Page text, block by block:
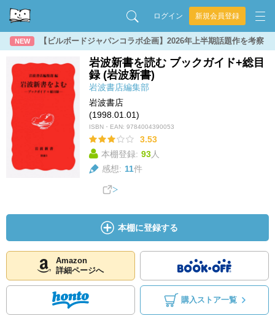
ログイン 新規会員登録
NEW 【ビルボードジャパンコラボ企画】2026年上半期話題作を考察
岩波新書を読む ブックガイド+総目
録 (岩波新書)
岩波書店編集部
岩波書店
(1998.01.01)
ISBN・EAN: 9784004390053
3.53
本棚登録: 93人
感想: 11件
本棚に登録する
Amazon
詳細ページへ
購入ストア一覧